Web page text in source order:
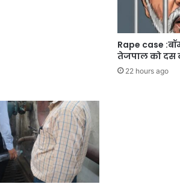
Rape case
तेजपाल को दस
22 hours ago